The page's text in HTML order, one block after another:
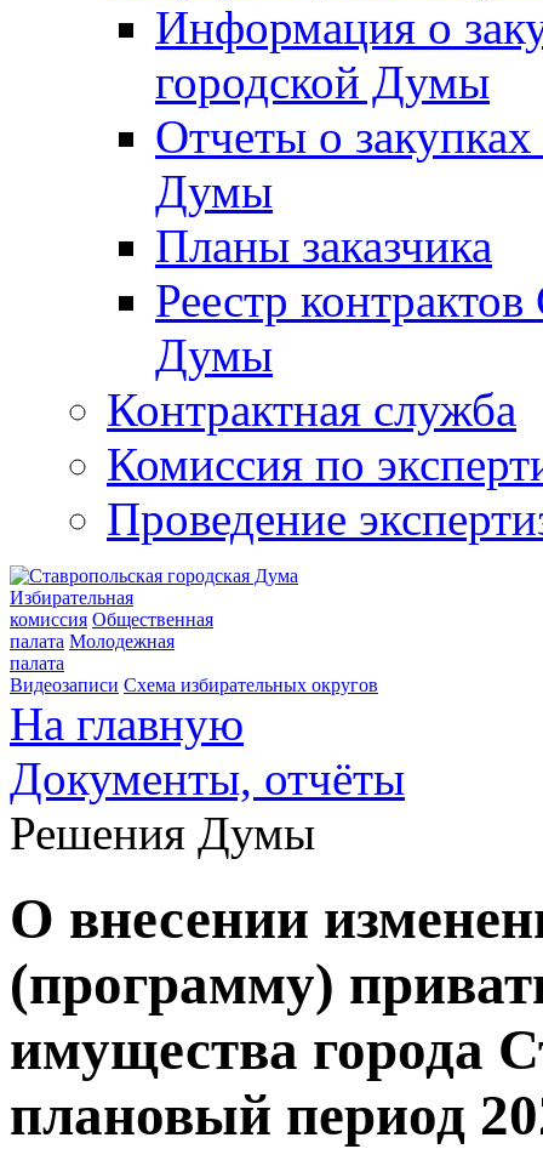
Информация о
городской Думы
Отчеты о
Думы
Планы заказчика
Реестр
Думы
Контрактная служба
Комиссия по
Проведение
Избирательная
комиссия Общественная
палата Молодежная
палата
Видеозаписи Схема избирательных округов
На главную
Документы, отчёты
Решения Думы
О внесении
(программу)
имущества города
плановый период